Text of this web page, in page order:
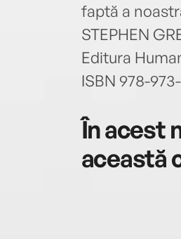
faptă a
STEPHEN
Editura
ISBN 978-
În acest
această